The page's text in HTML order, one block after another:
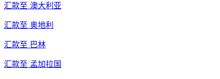
汇款至 澳大利亚
汇款至 奥地利
汇款至 巴林
汇款至 孟加拉国